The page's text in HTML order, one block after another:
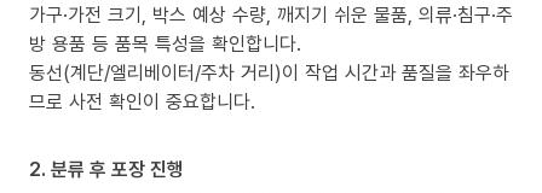
가구·가전 크기, 박스 예상 수량, 깨지기 쉬운 물품, 의류·침구·주
방 용품 등 품목 특성을 확인합니다.
동선(계단/엘리베이터/주차 거리)이 작업 시간과 품질을 좌우하
므로 사전 확인이 중요합니다.
2. 분류 후 포장 진행